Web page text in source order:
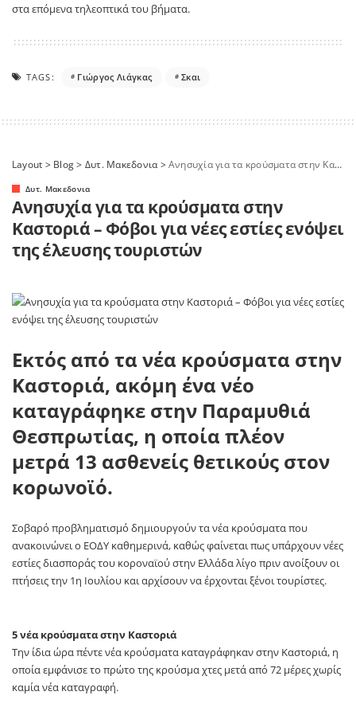
στα επόμενα τηλεοπτικά του βήματα.
TAGS: Γιώργος Λιάγκας Σκαι
Layout > Blog> Δυτ. Μακεδονια>Ανησυχία για τα κρούσματα στην Καστοριά – Φόβοι για νέες εστίες ενόψει της έλευσης τουριστών
Δυτ. Μακεδονια
Ανησυχία για τα κρούσματα στην
Καστοριά – Φόβοι για νέες εστίες ενόψει
της έλευσης τουριστών
Εκτός από τα νέα κρούσματα στην
Καστοριά, ακόμη ένα νέο
καταγράφηκε στην Παραμυθιά
Θεσπρωτίας, η οποία πλέον
μετρά 13 ασθενείς θετικούς στον
κορωνοϊό.
Σοβαρό προβληματισμό δημιουργούν τα νέα κρούσματα που
ανακοινώνει ο ΕΟΔΥ καθημερινά, καθώς φαίνεται πως υπάρχουν νέες
εστίες διασποράς του κοροναϊού στην Ελλάδα λίγο πριν ανοίξουν οι
πτήσεις την 1η Ιουλίου και αρχίσουν να έρχονται ξένοι τουρίστες.
5 νέα κρούσματα στην Καστοριά
Την ίδια ώρα πέντε νέα κρούσματα καταγράφηκαν στην Καστοριά, η
οποία εμφάνισε το πρώτο της κρούσμα χτες μετά από 72 μέρες χωρίς
καμία νέα καταγραφή.